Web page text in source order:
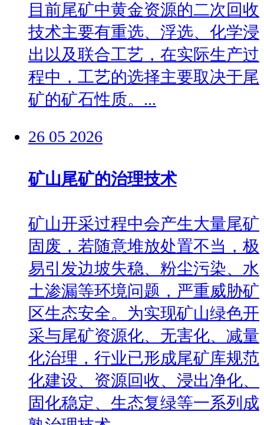
目前尾矿中黄金资源的二次回收
技术主要有重选、浮选、化学浸
出以及联合工艺，在实际生产过
程中，工艺的选择主要取决于尾
矿的矿石性质。...
26 05 2026
矿山尾矿的治理技术
矿山开采过程中会产生大量尾矿
固废，若随意堆放处置不当，极
易引发边坡失稳、粉尘污染、水
土渗漏等环境问题，严重威胁矿
区生态安全。为实现矿山绿色开
采与尾矿资源化、无害化、减量
化治理，行业已形成尾矿库规范
化建设、资源回收、浸出净化、
固化稳定、生态复绿等一系列成